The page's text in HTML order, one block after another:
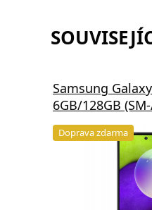
Samsung
6GB/128GB
Doprava zdarma